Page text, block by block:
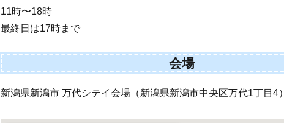
11時〜18時
最終日は17時まで
会場
新潟県新潟市 万代シテイ会場（新潟県新潟市中央区万代1丁目4）